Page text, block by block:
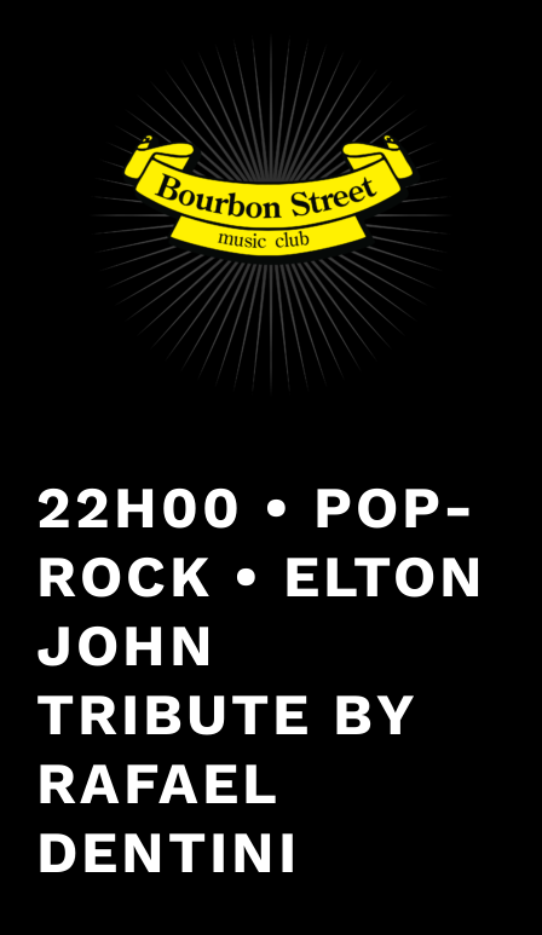
22H00 • POP-
ROCK • ELTON
JOHN
TRIBUTE BY
RAFAEL
DENTINI